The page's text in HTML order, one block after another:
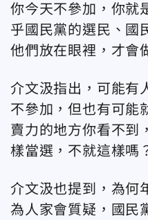
你今天不參加，你就
乎國民黨的選民、國
他們放在眼裡，才會
介文汲指出，可能有
不參加，但也有可能
賣力的地方你看不到
樣當選，不就這樣嗎
介文汲也提到，為何
為人家會質疑，國民